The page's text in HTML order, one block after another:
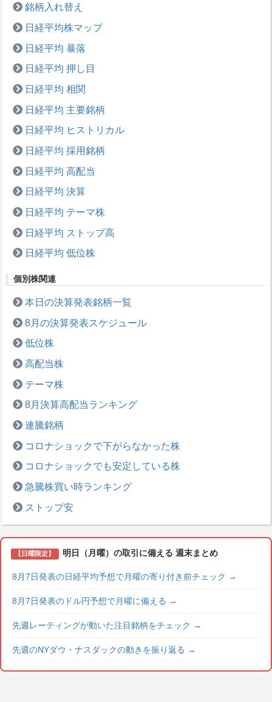
銘柄入れ替え
日経平均株マップ
日経平均 暴落
日経平均 押し目
日経平均 相関
日経平均 主要銘柄
日経平均 ヒストリカル
日経平均 採用銘柄
日経平均 高配当
日経平均 決算
日経平均 テーマ株
日経平均 ストップ高
日経平均 低位株
個別株関連
本日の決算発表銘柄一覧
8月の決算発表スケジュール
低位株
高配当株
テーマ株
8月決算高配当ランキング
連騰銘柄
コロナショックで下がらなかった株
コロナショックでも安定している株
急騰株買い時ランキング
ストップ安
【日曜限定】 明日（月曜）の取引に備える 週末まとめ
8月7日発表の日経平均予想で月曜の寄り付き前チェック →
8月7日発表のドル円予想で月曜に備える →
先週レーティングが動いた注目銘柄をチェック →
先週のNYダウ・ナスダックの動きを振り返る →